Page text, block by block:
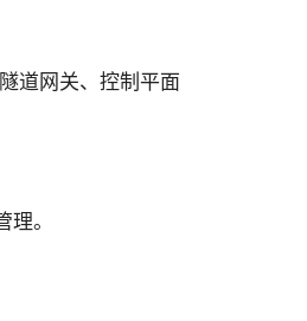
道网关、控制平面
。